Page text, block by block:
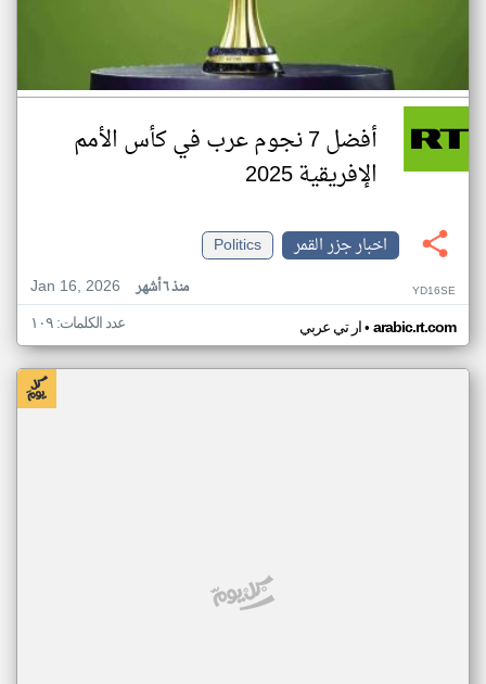
أفضل 7 نجوم عرب في كأس الأمم
الإفريقية 2025
اخبار جزر القمر
Politics
Jan 16, 2026
منذ ٦ أشهر YD16SE
ار تي عربي• arabic.rt.com عدد الكلمات: ١٠٩